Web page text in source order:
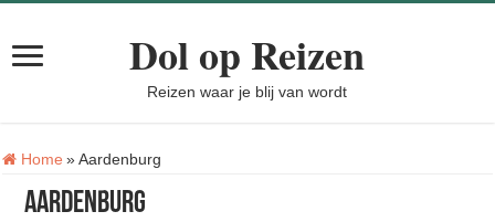
Dol op Reizen
Reizen waar je blij van wordt
Home » Tag:
Aardenburg
Aardenburg